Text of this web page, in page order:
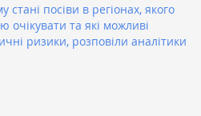
стані посіви в регіонах, якого
очікувати та які можливі
ризики, розповіли аналітики